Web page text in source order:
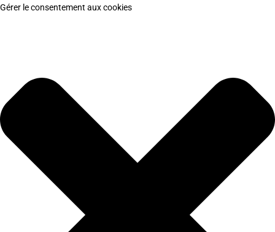
Gérer le consentement aux cookies